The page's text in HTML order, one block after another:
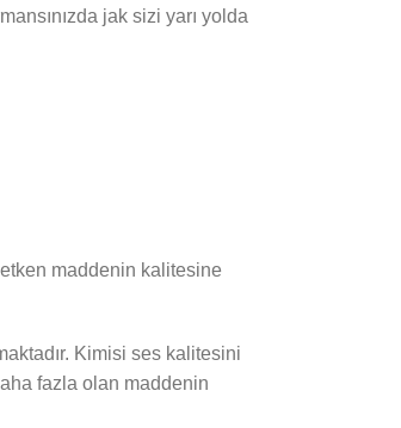
jak sizi yarı yolda
maddenin kalitesine
Kimisi ses kalitesini
fazla olan maddenin